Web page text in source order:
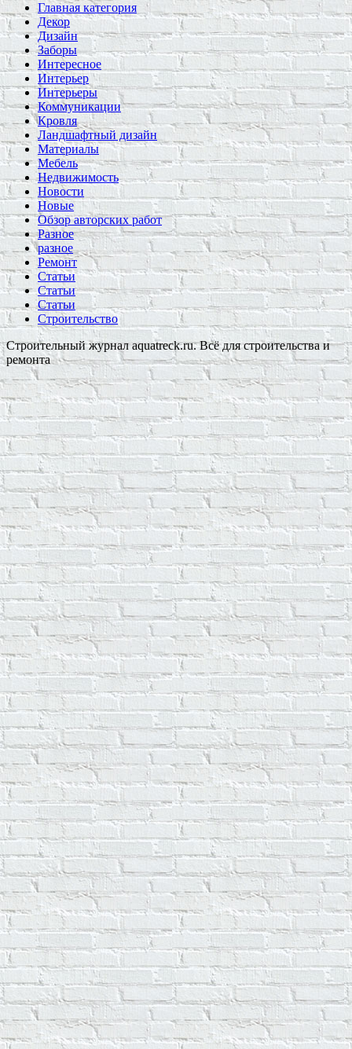
Главная категория
Декор
Дизайн
Заборы
Интересное
Интерьер
Интерьеры
Коммуникации
Кровля
Ландшафтный дизайн
Материалы
Мебель
Недвижимость
Новости
Новые
Обзор авторских работ
Разное
разное
Ремонт
Статьи
Статьи
Статьи
Строительство
Строительный журнал aquatreck.ru. Всё для строительства и
ремонта